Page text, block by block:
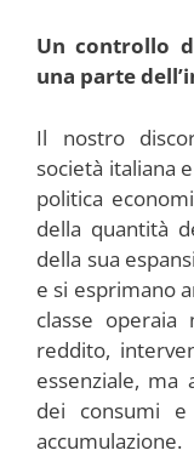
Un controllo
una parte
Il nostro
società italiana
politica
della quantità
della sua
e si esprimano
classe operaia
reddito,
essenziale, ma
dei consumi
accumulazione.